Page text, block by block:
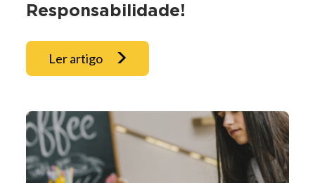
Responsabilidade!
Ler artigo